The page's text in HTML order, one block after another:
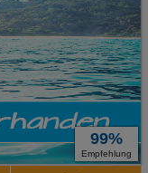
99%
Empfehlung